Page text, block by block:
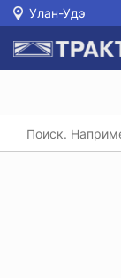
Улан-Удэ
Главная /
Утепленные